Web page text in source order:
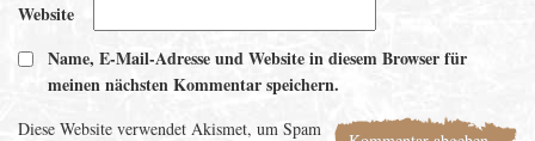
Website
Name, E-Mail-Adresse und Website in diesem Browser für
meinen nächsten Kommentar speichern.
Diese Website verwendet Akismet, um Spam